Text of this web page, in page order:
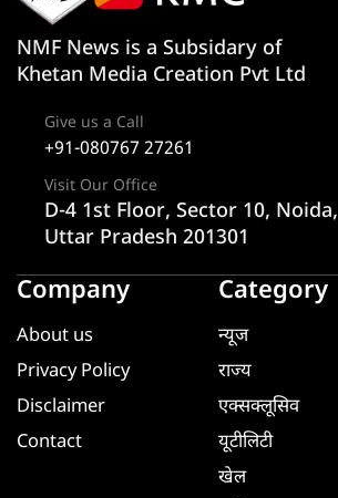
NMF News is a Subsidary of
Khetan Media Creation Pvt Ltd
Give us a Call
+91-080767 27261
Visit Our Office
D-4 1st Floor, Sector 10, Noida,
Uttar Pradesh 201301
Company
About us
Privacy Policy
Disclaimer
Contact
Category
न्यूज
राज्य
एक्सक्लूसिव
यूटीलिटी
खेल